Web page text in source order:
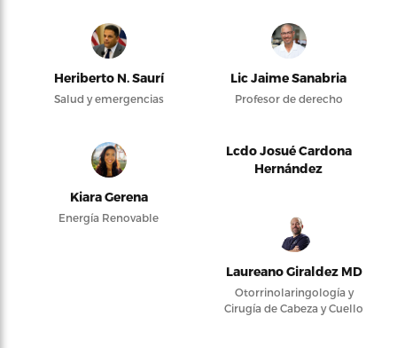
Heriberto N. Saurí
Salud y emergencias
Lic Jaime Sanabria
Profesor de derecho
Kiara Gerena
Energía Renovable
Lcdo Josué Cardona
Hernández
Laureano Giraldez MD
Otorrinolaringología y
Cirugía de Cabeza y Cuello